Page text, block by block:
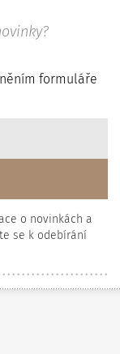
formuláře
o novinkách a
se k odebírání